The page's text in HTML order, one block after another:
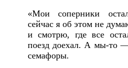
«Мои соперники
сейчас я об этом не
и смотрю, где все
поезд доехал. А мы-то
семафоры.